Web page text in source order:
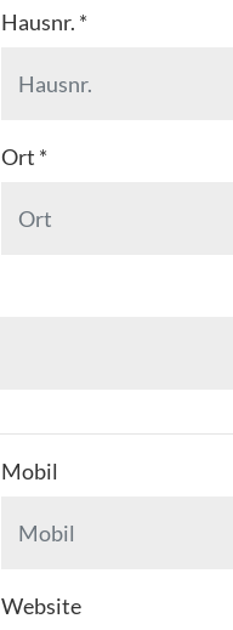
Hausnr. *
Ort *
Mobil
Website